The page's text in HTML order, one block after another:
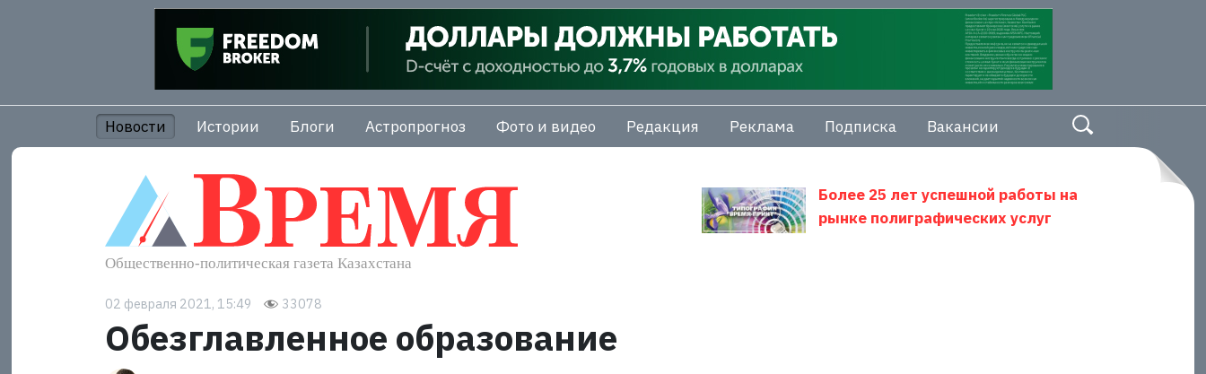
Новости Истории Блоги Астропрогноз Фото и видео Редакция Реклама Подписка Вакансии
Более 25 лет успешной работы на
рынке полиграфических услуг
02 февраля 2021, 15:49 33078
Обезглавленное образование